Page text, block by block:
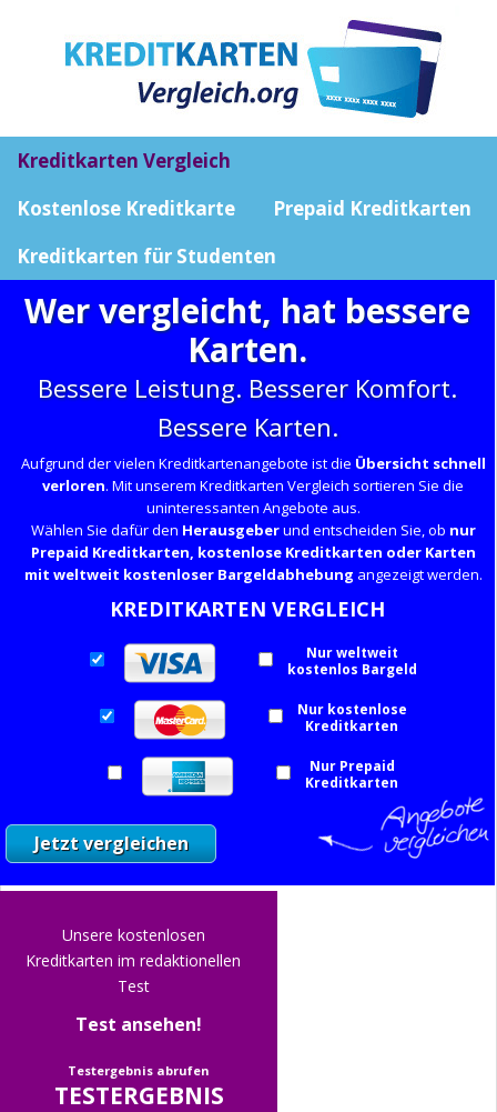
Kreditkarten Vergleich
Kostenlose Kreditkarte
Prepaid Kreditkarten
Kreditkarten für Studenten
Wer vergleicht, hat bessere
Karten.
Bessere Leistung. Besserer Komfort.
Bessere Karten.
Aufgrund der vielen Kreditkartenangebote ist die Übersicht schnell
verloren. Mit unserem Kreditkarten Vergleich sortieren Sie die
uninteressanten Angebote aus.
Wählen Sie dafür den Herausgeberund entscheiden Sie, ob nur
Prepaid Kreditkarten, kostenlose Kreditkarten oder Karten
mit weltweit kostenloser Bargeldabhebung angezeigt werden.
KREDITKARTEN VERGLEICH
Nur weltweit
kostenlos Bargeld
Nur kostenlose
Kreditkarten
Nur Prepaid
Kreditkarten
Unsere kostenlosen
Kreditkarten im redaktionellen
Test
Test ansehen!
Testergebnis abrufen
TESTERGEBNIS